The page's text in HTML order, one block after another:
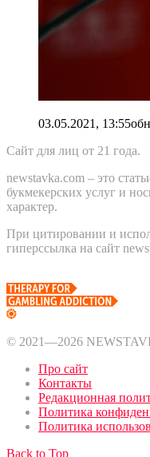
03.05.2021, 13:55
Сайт для лиц от 21 года.
newstavka.com – это
букмекерских услуг и
характер.
При цитировании и
гиперссылка на сайт
© 2021—2026
Про сайт
Контакты
Редакционная
Политика
Политика
Back to Top